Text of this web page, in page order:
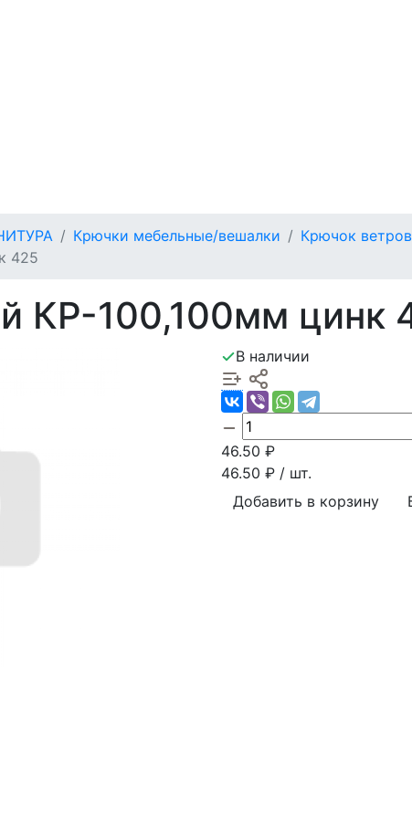
Крючки мебельные/вешалки
Крючок
425
КР-100,100мм цинк
В наличии
46.50 ₽
46.50 ₽ / шт.
Добавить в корзину